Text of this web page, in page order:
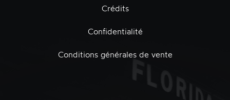
Crédits
Confidentialité
Conditions générales de vente